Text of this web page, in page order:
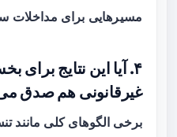
مسیرهایی برای مداخلات
۴. آیا این نتایج
غیرقانونی هم صدق
برخی الگوهای کلی مانند